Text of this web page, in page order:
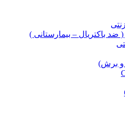
( ضد باکتریال – بیمارستانی )